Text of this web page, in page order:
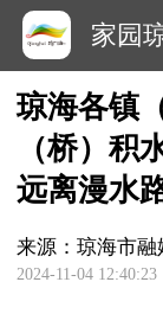
琼海各镇
（桥）积
远离漫水
来源：琼海市融
2024-11-04 12:40:23
家园